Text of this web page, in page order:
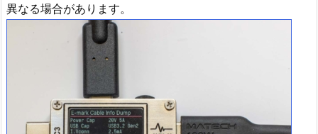
異なる場合があります。